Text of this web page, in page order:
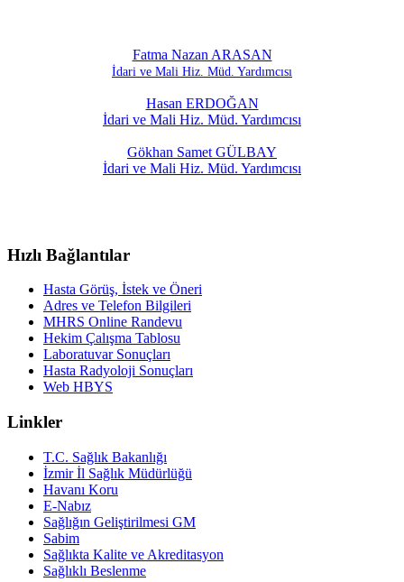
Fatma Nazan ARASAN
İdari ve Mali Hiz. Müd. Yardımcısı
Hasan ERDOĞAN
İdari ve Mali Hiz. Müd. Yardımcısı
Gökhan Samet GÜLBAY
İdari ve Mali Hiz. Müd. Yardımcısı
Hızlı Bağlantılar
Hasta Görüş, İstek ve Öneri
Adres ve Telefon Bilgileri
MHRS Online Randevu
Hekim Çalışma Tablosu
Laboratuvar Sonuçları
Hasta Radyoloji Sonuçları
Web HBYS
Linkler
T.C. Sağlık Bakanlığı
İzmir İl Sağlık Müdürlüğü
Havanı Koru
E-Nabız
Sağlığın Geliştirilmesi GM
Sabim
Sağlıkta Kalite ve Akreditasyon
Sağlıklı Beslenme